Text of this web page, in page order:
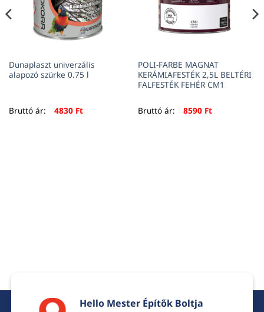
Dunaplaszt univerzális
alapozó szürke 0.75 l
Bruttó ár: 4830 Ft
POLI-FARBE MAGNAT
KERÁMIAFESTÉK 2,5L BELTÉRI
FALFESTÉK FEHÉR CM1
Bruttó ár: 8590 Ft
Hello Mester Építők Boltja